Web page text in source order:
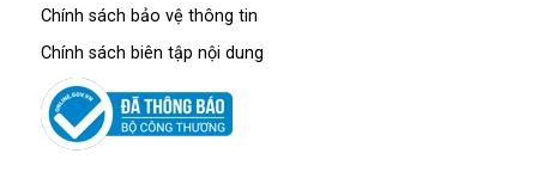
Chính sách bảo vệ thông tin
Chính sách biên tập nội dung